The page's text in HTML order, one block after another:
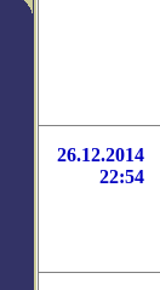
26.12.2014
22:54